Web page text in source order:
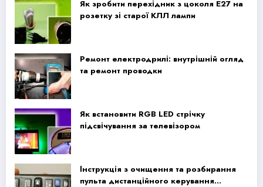
Як зробити перехідник з цоколя E27 на
розетку зі старої КЛЛ лампи
Ремонт електродрилі: внутрішній огляд
та ремонт проводки
Як встановити RGB LED стрічку
підсвічування за телевізором
Інструкція з очищення та розбирання
пульта дистанційного керування